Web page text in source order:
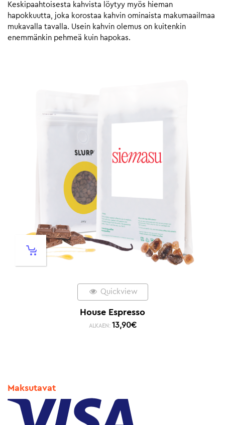
Keskipaahtoisesta kahvista löytyy myös hieman
hapokkuutta, joka korostaa kahvin ominaista makumaailmaa
mukavalla tavalla. Usein kahvin olemus on kuitenkin
enemmänkin pehmeä kuin hapokas.
Quickview
House Espresso
ALKAEN: 13,90€
Maksutavat